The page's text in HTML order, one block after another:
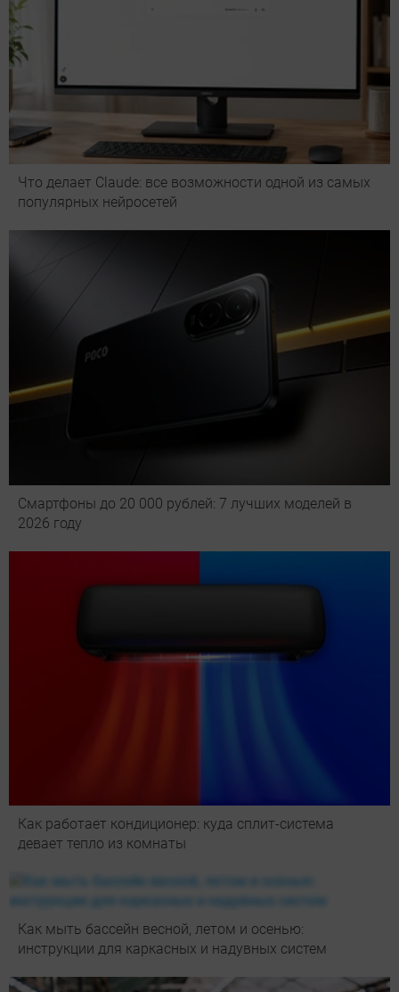
Что делает Сlaude: все возможности одной из самых
популярных нейросетей
Смартфоны до 20 000 рублей: 7 лучших моделей в
2026 году
Как работает кондиционер: куда сплит-система
девает тепло из комнаты
Как мыть бассейн весной, летом и осенью:
инструкции для каркасных и надувных систем